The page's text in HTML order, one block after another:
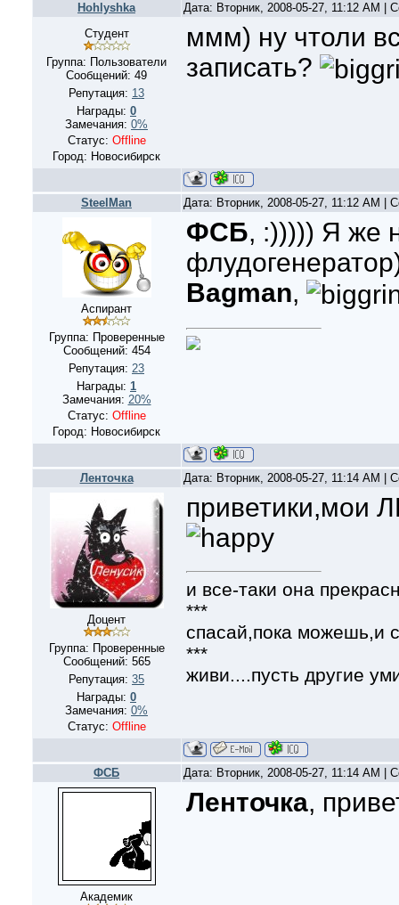
Hohlyshka
Дата: Вторник, 2008-05-27, 11:12 AM |
Студент
Группа: Пользователи
Сообщений: 49
Репутация: 13
Награды: 0
Замечания: 0%
Статус: Offline
Город: Новосибирск
ммм) ну чтоли
записать?
SteelMan Дата: Вторник, 2008-05-27, 11:12 AM |
Аспирант
Группа: Проверенные
Сообщений: 454
Репутация: 23
Награды: 1
Замечания: 20%
Статус: Offline
Город: Новосибирск
ФСБ, :))))) Я же
Bagman,
Ленточка Дата: Вторник, 2008-05-27, 11:14 AM |
Доцент
Группа: Проверенные
Сообщений: 565
Репутация: 35
Награды: 0
Замечания: 0%
Статус: Offline
и все-таки она
***
спасай,пока можешь,и
***
живи....пусть другие
ФСБ Дата: Вторник, 2008-05-27, 11:14 AM |
Академик
Ленточка,